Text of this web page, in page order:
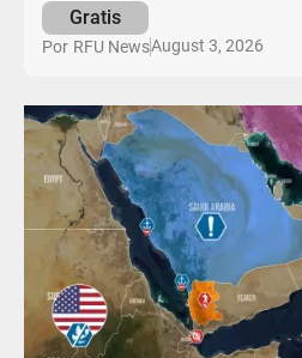
Gratis
Por RFU NewsAugust 3, 2026